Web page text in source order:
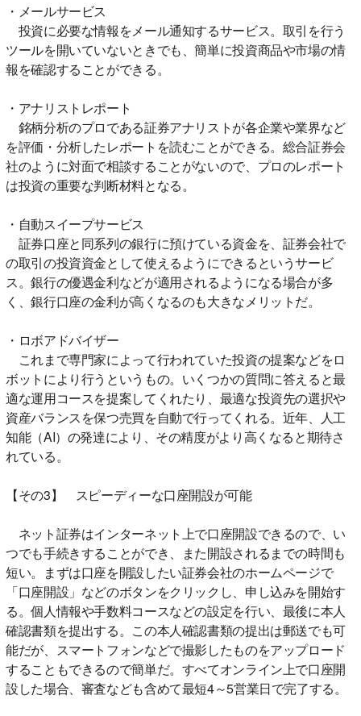
・メールサービス
投資に必要な情報をメール通知するサービス。取引を行う
ツールを開いていないときでも、簡単に投資商品や市場の情
報を確認することができる。
・アナリストレポート
銘柄分析のプロである証券アナリストが各企業や業界など
を評価・分析したレポートを読むことができる。総合証券会
社のように対面で相談することがないので、プロのレポート
は投資の重要な判断材料となる。
・自動スイープサービス
証券口座と同系列の銀行に預けている資金を、証券会社で
の取引の投資資金として使えるようにできるというサービ
ス。銀行の優遇金利などが適用されるようになる場合が多
く、銀行口座の金利が高くなるのも大きなメリットだ。
・ロボアドバイザー
これまで専門家によって行われていた投資の提案などをロ
ボットにより行うというもの。いくつかの質問に答えると最
適な運用コースを提案してくれたり、最適な投資先の選択や
資産バランスを保つ売買を自動で行ってくれる。近年、人工
知能（AI）の発達により、その精度がより高くなると期待さ
れている。
【その3】 スピーディーな口座開設が可能
ネット証券はインターネット上で口座開設できるので、い
つでも手続きすることができ、また開設されるまでの時間も
短い。まずは口座を開設したい証券会社のホームページで
「口座開設」などのボタンをクリックし、申し込みを開始す
る。個人情報や手数料コースなどの設定を行い、最後に本人
確認書類を提出する。この本人確認書類の提出は郵送でも可
能だが、スマートフォンなどで撮影したものをアップロード
することもできるので簡単だ。すべてオンライン上で口座開
設した場合、審査なども含めて最短4～5営業日で完了する。